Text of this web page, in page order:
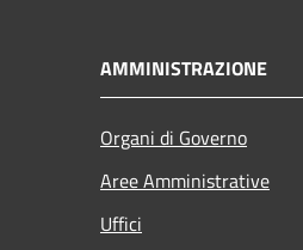
AMMINISTRAZIONE
Organi di Governo
Aree Amministrative
Uffici